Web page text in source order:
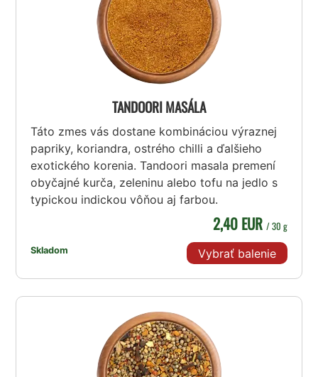
TANDOORI MASÁLA
Táto zmes vás dostane kombináciou výraznej
papriky, koriandra, ostrého chilli a ďalšieho
exotického korenia. Tandoori masala premení
obyčajné kurča, zeleninu alebo tofu na jedlo s
typickou indickou vôňou aj farbou.
Skladom
2,40 EUR / 30 g
Vybrať balenie